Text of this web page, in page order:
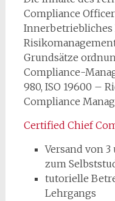
Compliance
Innerbetriebliches
Grundsätze
Compliance-
980, ISO 19600 –
Compliance
Certified Chief
Versand von
zum
tutorielle
Lehrgangs